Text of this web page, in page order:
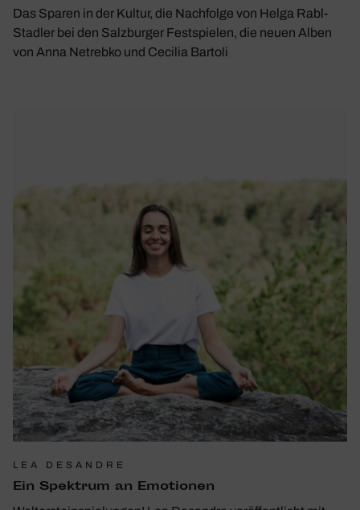
Das Sparen in der Kultur, die Nachfolge von Helga Rabl-
Stadler bei den Salzburger Festspielen, die neuen Alben
von Anna Netrebko und Cecilia Bartoli
LEA DESANDRE
Ein Spek­trum an Emotionen